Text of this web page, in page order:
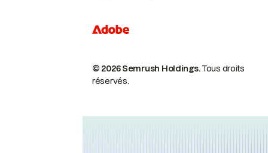
© 2026 Semrush Holdings.Tous droits
réservés.